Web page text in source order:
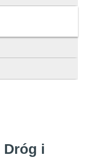
Dróg i